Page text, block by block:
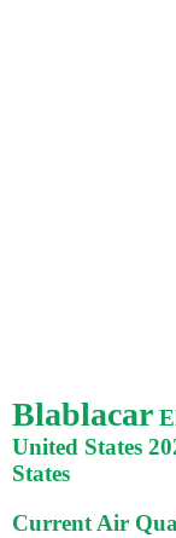
Blablacar
United States
States
Current Air